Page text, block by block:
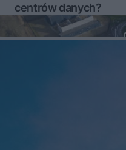
centrów danych?